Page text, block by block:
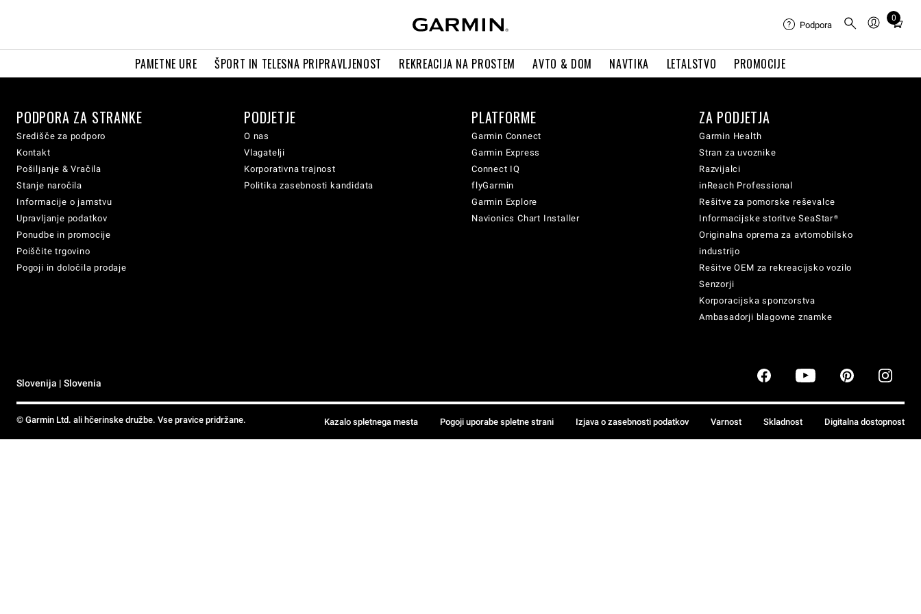
PAMETNE URE ŠPORT IN TELESNA PRIPRAVLJENOST REKREACIJA NA PROSTEM AVTO & DOM NAVTIKA LETALSTVO PROMOCIJE
Podpora
0
Total
cart:
PODPORA ZA STRANKE
Središče za podporo
Kontakt
Pošiljanje & Vračila
Stanje naročila
Informacije o jamstvu
Upravljanje podatkov
Ponudbe in promocije
Poiščite trgovino
Pogoji in določila prodaje
PODJETJE
O nas
Vlagatelji
Korporativna trajnost
Politika zasebnosti kandidata
PLATFORME
Garmin Connect
Garmin Express
Connect IQ
flyGarmin
Garmin Explore
Navionics Chart Installer
ZA PODJETJA
Garmin Health
Stran za uvoznike
Razvijalci
inReach Professional
Rešitve za pomorske reševalce
Informacijske storitve SeaStar®
Originalna oprema za avtomobilsko
industrijo
Rešitve OEM za rekreacijsko vozilo
Senzorji
Korporacijska sponzorstva
Ambasadorji blagovne znamke
Slovenija | Slovenia
© Garmin Ltd. ali hčerinske družbe. Vse pravice pridržane. Kazalo spletnega mesta Pogoji uporabe spletne strani Izjava o zasebnosti podatkov Varnost Skladnost Digitalna dostopnost